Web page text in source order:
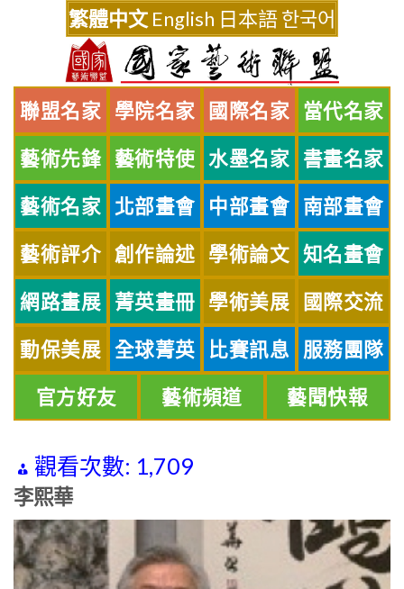
繁體中文 English 日本語한국어
聯盟名家 學院名家 國際名家 當代名家
藝術先鋒 藝術特使 水墨名家 書畫名家
藝術名家 北部畫會 中部畫會 南部畫會
藝術評介 創作論述 學術論文 知名畫會
網路畫展 菁英畫冊 學術美展 國際交流
動保美展 全球菁英 比賽訊息 服務團隊
官方好友 藝術頻道 藝聞快報
觀看次數: 1,709
李熙華